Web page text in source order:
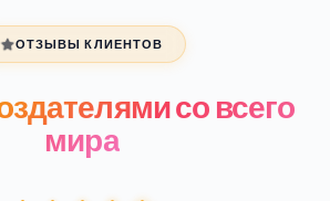
ОТЗЫВЫ КЛИЕНТОВ
со всего
мира